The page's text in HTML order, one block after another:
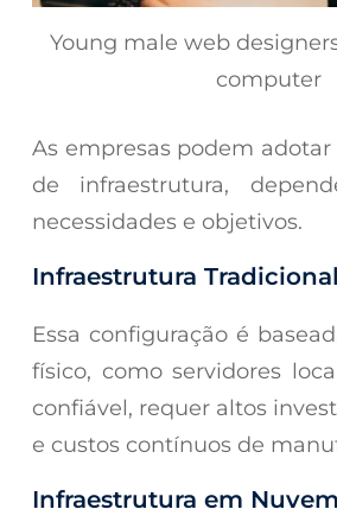
Young male web
computer
As empresas podem
de infraestrutura,
necessidades e objetivos.
Infraestrutura Tradicional
Essa configuração é
físico, como servidores
confiável, requer altos
e custos contínuos de
Infraestrutura em Nuvem